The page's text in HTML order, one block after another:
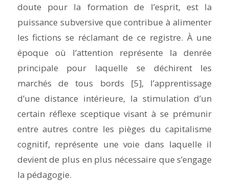
doute pour la formation de l’esprit, est la
puissance subversive que contribue à alimenter
les fictions se réclamant de ce registre. À une
époque où l’attention représente la denrée
principale pour laquelle se déchirent les
marchés de tous bords [5], l’apprentissage
d’une distance intérieure, la stimulation d’un
certain réflexe sceptique visant à se prémunir
entre autres contre les pièges du capitalisme
cognitif, représente une voie dans laquelle il
devient de plus en plus nécessaire que s’engage
la pédagogie.